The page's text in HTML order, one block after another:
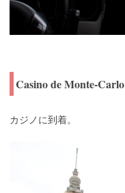
Casino de Monte-Carlo
カジノに到着。